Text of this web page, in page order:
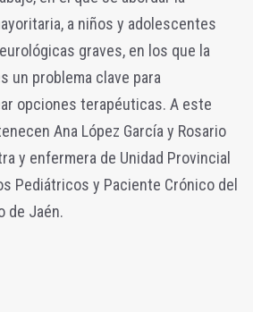
a niños y adolescentes
graves, en los que la
un problema clave para
opciones terapéuticas. A este
Ana López García y Rosario
y enfermera de Unidad Provincial
Pediátricos y Paciente Crónico del
de Jaén.